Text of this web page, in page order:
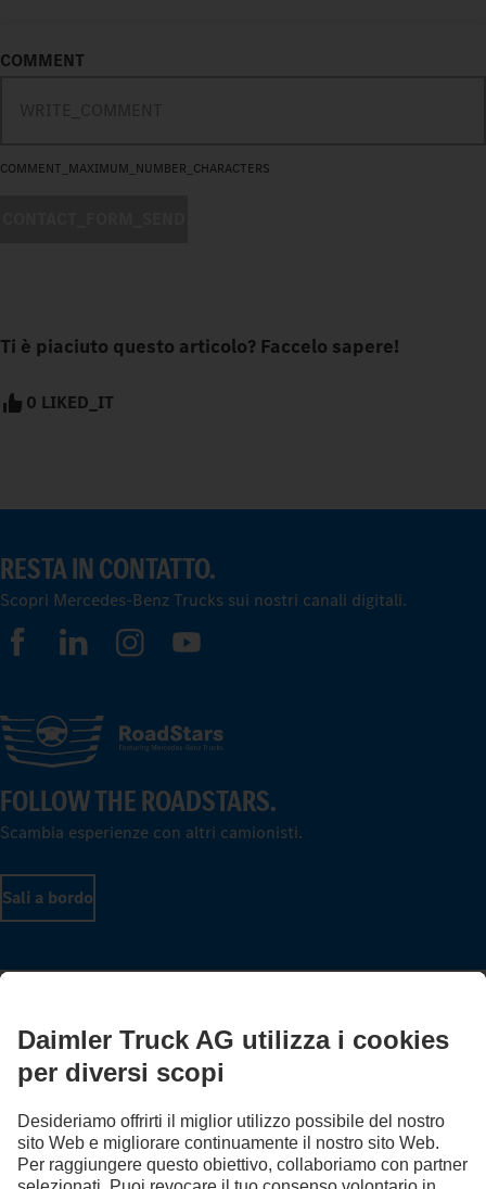
COMMENT
COMMENT_MAXIMUM_NUMBER_CHARACTERS
Ti è piaciuto questo articolo? Faccelo sapere!
0 LIKED_IT
RESTA IN CONTATTO.
Scopri Mercedes-Benz Trucks sui nostri canali digitali.
FOLLOW THE ROADSTARS.
Scambia esperienze con altri camionisti.
Sali a bordo
FR IT
Provider
Protezione dei dati in Svizzera